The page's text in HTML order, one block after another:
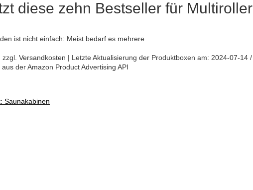
diese zehn Bestseller für Multiroller
ist nicht einfach: Meist bedarf es mehrere
Versandkosten | Letzte Aktualisierung der Produktboxen am: 2024-07-14 /
der Amazon Product Advertising API
Saunakabinen